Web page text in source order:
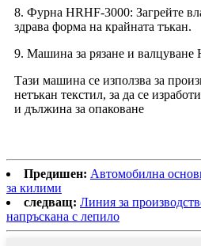
8. Фурна HRHF-3000: Загрейте
здрава форма на крайната тъкан.
9. Машина за рязане и валцуване
Тази машина се използва за
нетъкан текстил, за да се
и дължина за опаковане
Предишен: Автомобилна
за килими
следващ: Линия за
напръскана с лепило